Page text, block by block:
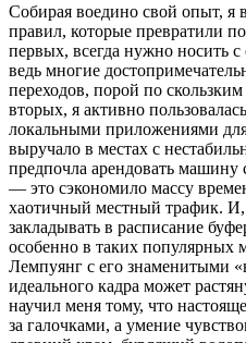
Собирая воедино свой опыт, я
правил, которые превратили
первых, всегда нужно носить
ведь многие
переходов, порой по
вторых, я активно
локальными приложениями
выручало в местах с
предпочла арендовать машину
— это сэкономило массу
хаотичный местный трафик. И,
закладывать в расписание
особенно в таких популярных
Лемпуянг с его знаменитыми
идеального кадра может
научил меня тому, что
за галочками, а умение